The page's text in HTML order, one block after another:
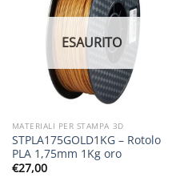
ESAURITO
MATERIALI PER STAMPA 3D
STPLA175GOLD1KG – Rotolo
PLA 1,75mm 1Kg oro
€27,00